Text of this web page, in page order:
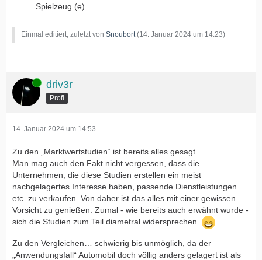
Spielzeug (e).
Einmal editiert, zuletzt von Snoubort(14. Januar 2024 um 14:23)
Online driv3r
Profi
14. Januar 2024 um 14:53
Zu den „Marktwertstudien“ ist bereits alles gesagt.
Man mag auch den Fakt nicht vergessen, dass die
Unternehmen, die diese Studien erstellen ein meist
nachgelagertes Interesse haben, passende Dienstleistungen
etc. zu verkaufen. Von daher ist das alles mit einer gewissen
Vorsicht zu genießen. Zumal - wie bereits auch erwähnt wurde -
sich die Studien zum Teil diametral widersprechen.
Zu den Vergleichen… schwierig bis unmöglich, da der
„Anwendungsfall“ Automobil doch völlig anders gelagert ist als